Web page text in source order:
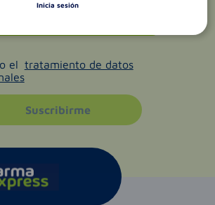
el tratamiento de datos
Suscribirme
Inicia sesión